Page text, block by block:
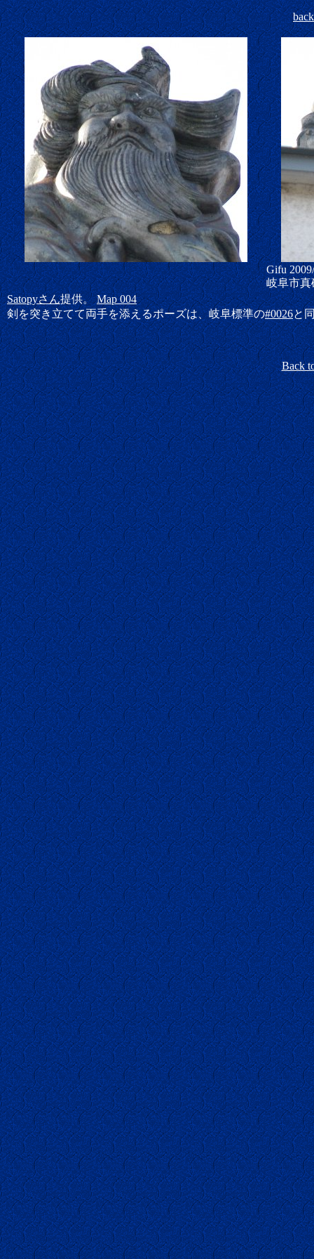
Gifu
岐阜市真
Satopyさん提供。Map 004
剣を突き立てて両手を添えるポーズは、岐阜標準の#0026と
Back